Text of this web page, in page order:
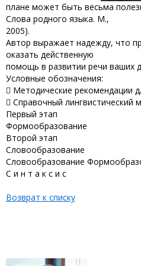
плане может быть весьма
Слова родного языка. М.,
2005).
Автор выражает надежду, что
оказать действенную
помощь в развитии речи ваших
Условные обозначения:
 Методические рекомендации
 Справочный лингвистический
Первый этап
Формообразование
Второй этап
Словообразование
Словообразование
С и н т а к с и с
Возврат к списку